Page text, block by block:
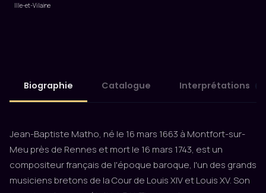
Ille-et-Vilaine
Biographie Catalogue Interprétations
Jean-Baptiste Matho, né le 16 mars 1663 à Montfort-sur-
Meu près de Rennes et mort le 16 mars 1743, est un
compositeur français de l'époque baroque, l'un des grands
musiciens bretons de la Cour de Louis XIV et Louis XV. Son